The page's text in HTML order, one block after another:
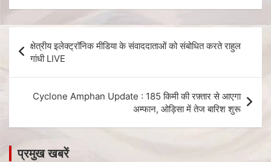
क्षेत्रीय इलेक्ट्रॉनिक मीडिया के संवाददाताओं को संबोधित करते राहुल
गांधी LIVE
Cyclone Amphan Update : 185 किमी की रफ़्तार से आएगा
अम्फान, ओड़िसा में तेज बारिश शुरू
प्रमुख खबरें